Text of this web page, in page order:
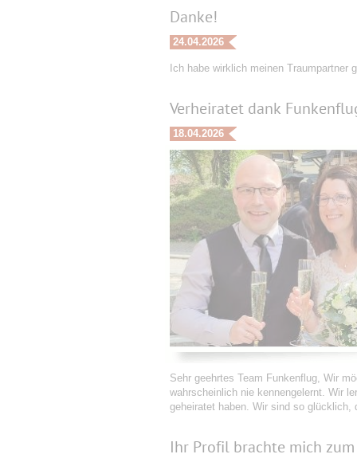
Danke!
24.04.2026
Ich habe wirklich meinen Traumpartner
Verheiratet dank
18.04.2026
Sehr geehrtes Team Funkenflug, Wir
wahrscheinlich nie kennengelernt. Wir
geheiratet haben. Wir sind so
Ihr Profil brachte mich